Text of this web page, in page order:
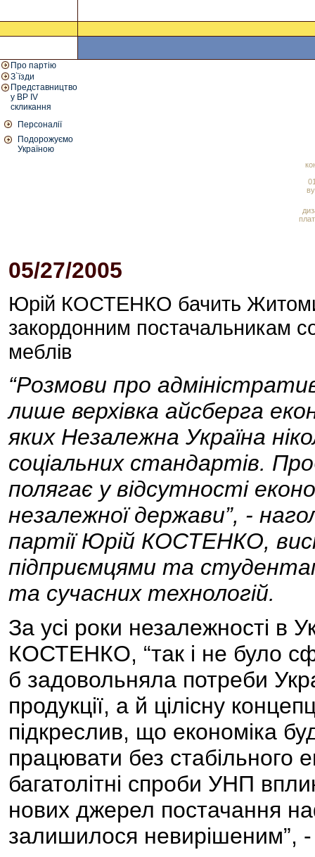
Про партію
З`їзди
Представництво
у ВР IV
скликання
Персоналії
Подорожуємо
Україною
05/27/2005
Юрій КОСТЕНКО бачить
закордонним постачальникам
меблів
“Розмови про
лише верхівка айсберга
яких Незалежна Україна
соціальних стандартів.
полягає у відсутності
незалежної держави”, -
партії Юрій КОСТЕНКО,
підприємцями та
та сучасних технологій.
За усі роки незалежності в
КОСТЕНКО, “так і не було
б задовольняла потреби
продукції, а й цілісну
підкреслив, що економіка
працювати без стабільного
багатолітні спроби УНП
нових джерел постачання
залишилося невирішеним”,